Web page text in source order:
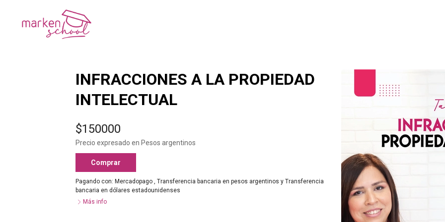
INFRACCIONES A LA PROPIEDAD
INTELECTUAL
$150000
Precio expresado en Pesos argentinos
Comprar
Pagando con: Mercadopago , Transferencia bancaria en pesos argentinos y Transferencia
bancaria en dólares estadounidenses
Más info